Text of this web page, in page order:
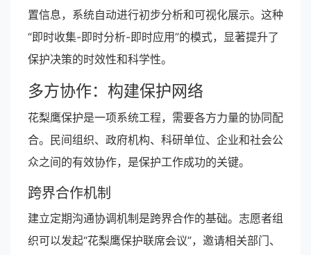
置信息，系统自动进行初步分析和可视化展示。这种
“即时收集-即时分析-即时应用”的模式，显著提升了
保护决策的时效性和科学性。
多方协作：构建保护网络
花梨鹰保护是一项系统工程，需要各方力量的协同配
合。民间组织、政府机构、科研单位、企业和社会公
众之间的有效协作，是保护工作成功的关键。
跨界合作机制
建立定期沟通协调机制是跨界合作的基础。志愿者组
织可以发起“花梨鹰保护联席会议”，邀请相关部门、